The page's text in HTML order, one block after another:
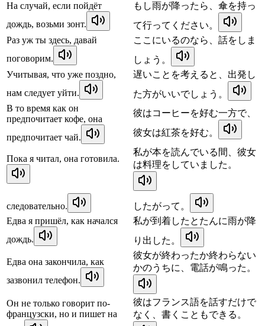
На случай, если пойдёт
дождь, возьми зонт.
もし雨が降ったら、傘を持っ
て行ってください。
Раз уж ты здесь, давай
поговорим.
ここにいるのなら、話をしま
しょう。
Учитывая, что уже поздно,
нам следует уйти.
遅いことを考えると、出発し
た方がいいでしょう。
В то время как он
предпочитает кофе, она
предпочитает чай.
彼はコーヒーを好む一方で、
彼女は紅茶を好む。
Пока я читал, она готовила.
私が本を読んでいる間、彼女
は料理をしていました。
следовательно.
したがって。
Едва я пришёл, как начался
дождь.
私が到着したとたんに雨が降
り出した。
Едва она закончила, как
зазвонил телефон.
彼女が終わったか終わらない
かのうちに、電話が鳴った。
Он не только говорит по-
французски, но и пишет на
彼はフランス語を話すだけで
なく、書くこともできる。